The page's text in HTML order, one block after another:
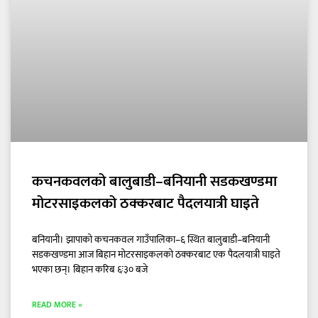
कचनकवलको बालुबाडी–बनियानी सडकखण्डमा
मोटरसाइकलको ठक्करबाट पैदलयात्री घाइते
बनियानी। झापाको कचनकवल गाउँपालिका–६ स्थित बालुबाडी–बनियानी
सडकखण्डमा आज बिहान मोटरसाइकलको ठक्करबाट एक पैदलयात्री घाइते
भएका छन्। बिहान करिब ६ः३० बजे
READ MORE »